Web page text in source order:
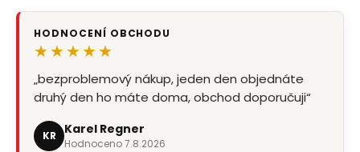
HODNOCENÍ OBCHODU
★★★★★
„bezproblemový nákup, jeden den objednáte
druhý den ho máte doma, obchod doporučuji“
KR Karel Regner
Hodnoceno 7.8.2026